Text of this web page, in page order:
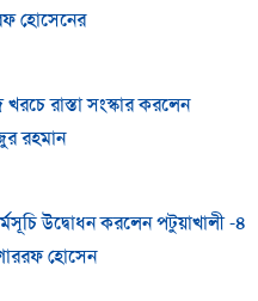
হোসেনের
রাস্তা সংস্কার করলেন
রহমান
উদ্বোধন করলেন পটুয়াখালী -৪
হোসেন